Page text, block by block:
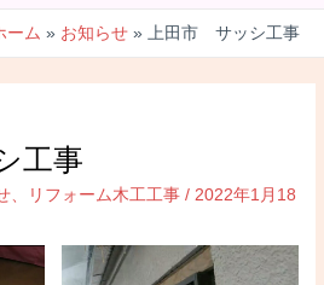
ーム お知らせ 上田市 サッシ工事
工事
リフォーム木工工事 / 2022年1月18